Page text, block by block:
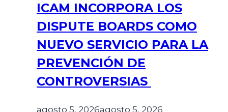
ICAM INCORPORA LOS
DISPUTE BOARDS COMO
NUEVO SERVICIO PARA LA
PREVENCIÓN DE
CONTROVERSIAS
agosto 5, 2026agosto 5, 2026